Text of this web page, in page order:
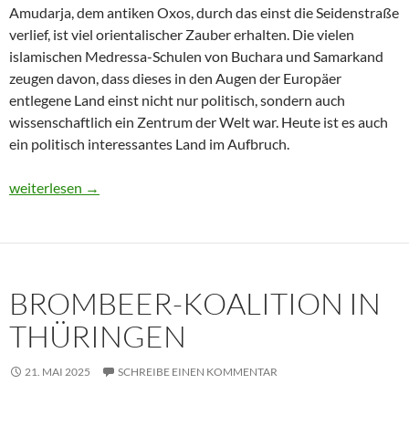
Amudarja, dem antiken Oxos, durch das einst die Seidenstraße
verlief, ist viel orientalischer Zauber erhalten. Die vielen
islamischen Medressa-Schulen von Buchara und Samarkand
zeugen davon, dass dieses in den Augen der Europäer
entlegene Land einst nicht nur politisch, sondern auch
wissenschaftlich ein Zentrum der Welt war. Heute ist es auch
ein politisch interessantes Land im Aufbruch.
Usbekistan 2025: Unterwegs in einem Land im Aufbruch
weiterlesen →
BROMBEER-KOALITION IN
THÜRINGEN
21. MAI 2025 SCHREIBE EINEN KOMMENTAR